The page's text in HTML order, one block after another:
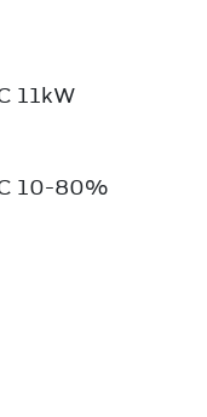
11kW
10-80%